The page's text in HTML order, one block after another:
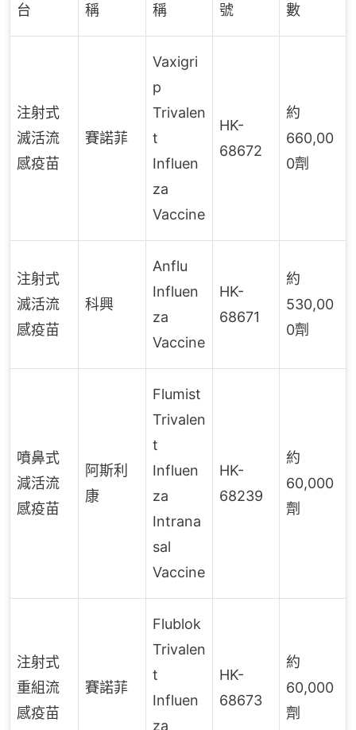
台
稱
稱
號
數
注射式
滅活流
感疫苗
賽諾菲
Vaxigri
p
Trivalen
t
Influen
za
Vaccine
HK-
68672
約
660,00
0劑
注射式
滅活流
感疫苗
科興
Anflu
Influen
za
Vaccine
HK-
68671
約
530,00
0劑
噴鼻式
減活流
感疫苗
阿斯利
康
Flumist
Trivalen
t
Influen
za
Intrana
sal
Vaccine
HK-
68239
約
60,000
劑
注射式
重組流
感疫苗
賽諾菲
Flublok
Trivalen
t
Influen
za
HK-
68673
約
60,000
劑